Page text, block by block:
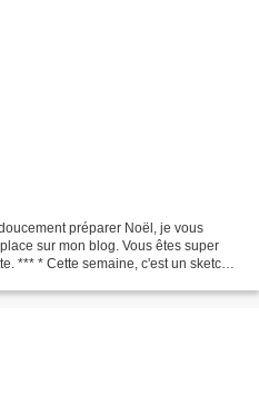
préparer Noël, je vous
sur mon blog. Vous êtes super
*** * Cette semaine, c'est un sketch